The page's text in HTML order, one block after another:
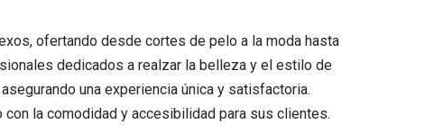
ofertando desde cortes de pelo a la moda hasta
dedicados a realzar la belleza y el estilo de
una experiencia única y satisfactoria.
la comodidad y accesibilidad para sus clientes.